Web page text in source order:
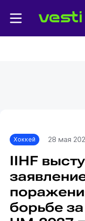
Хоккей 28 мая
IIHF
борьбе